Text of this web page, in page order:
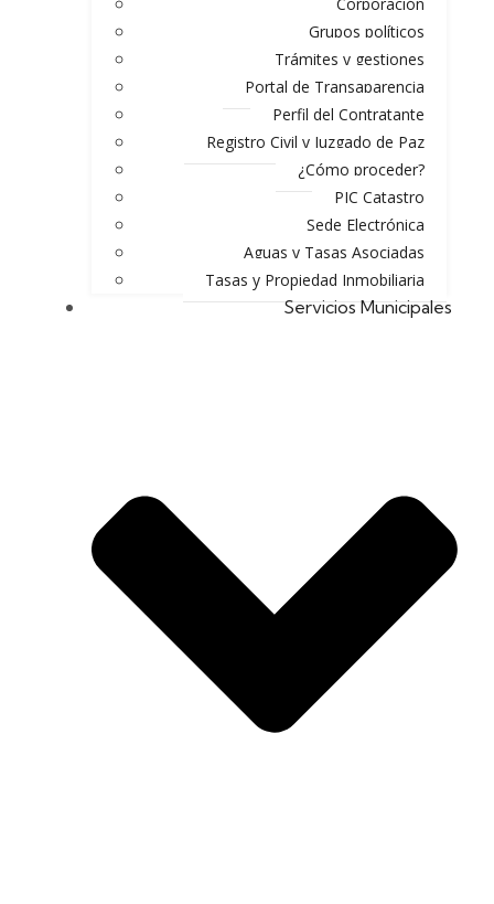
Grupos políticos
Trámites y gestiones
Portal de Transaparencia
Perfil del Contratante
Registro Civil y Juzgado de Paz
¿Cómo proceder?
PIC Catastro
Sede Electrónica
Aguas y Tasas Asociadas
Tasas y Propiedad Inmobiliaria
Servicios Municipales